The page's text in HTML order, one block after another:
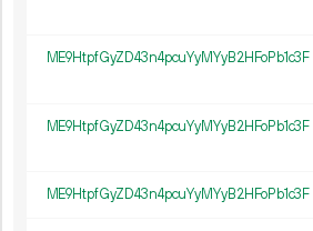
ME9HtpfGyZD43n4pcuYyMYyB2HFoPb1c3F
ME9HtpfGyZD43n4pcuYyMYyB2HFoPb1c3F
ME9HtpfGyZD43n4pcuYyMYyB2HFoPb1c3F